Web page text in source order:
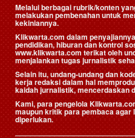
Melalui berbagai rubrik/konten
melakukan pembenahan untuk
kekiniannya.
Klikwarta.com dalam
pendidikan, hiburan dan kontrol
www.klikwarta.com terikat oleh
menjalankan tugas jurnalistik
Selain itu, undang-undang dan
kerja redaksi dalam hal
kaidah jurnalistik, mencerdaskan
Kami, para pengelola
maupun kritik para pembaca
diperlukan.